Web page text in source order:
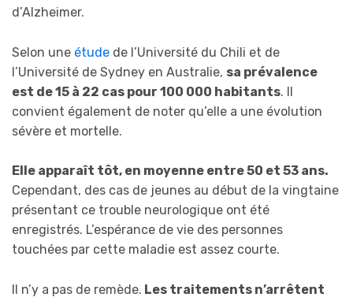
d’Alzheimer.
Selon une étude de l’Université du Chili et de
l’Université de Sydney en Australie, sa prévalence
est de 15 à 22 cas pour 100 000 habitants. Il
convient également de noter qu’elle a une évolution
sévère et mortelle.
Elle apparaît tôt, en moyenne entre 50 et 53 ans.
Cependant, des cas de jeunes au début de la vingtaine
présentant ce trouble neurologique ont été
enregistrés. L’espérance de vie des personnes
touchées par cette maladie est assez courte.
Il n’y a pas de remède. Les traitements n’arrêtent